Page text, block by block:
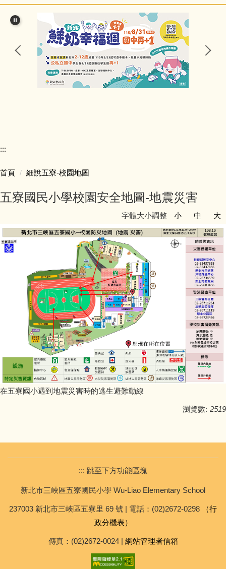
細說五寮
行政處室
公告訊息
獎助學金
招生資訊
檔案下載
:::
首頁 細說五寮-校園地圖
五寮國民小學校園安全地圖-地震災害
字體大小調整 小 中 大
在五寮國小遇到地震災害時的逃生避難動線
瀏覽數: 2519
::: 跳至下方功能區塊
新北市三峽區五寮國民小學 Wu-Liao Elementary School
237003 新北市三峽區五寮里 69 號 | 電話：(02)2672-0298
（行
政分機表）
傳真：(02)2672-0024 | 網站管理者信箱